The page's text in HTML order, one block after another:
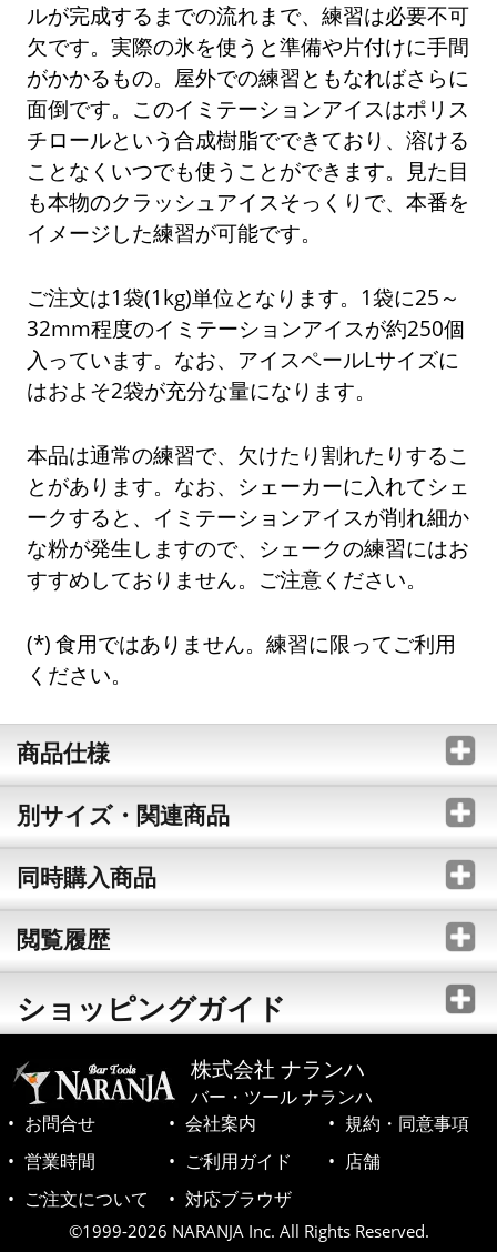
ルが完成するまでの流れまで、練習は必要不可
欠です。実際の氷を使うと準備や片付けに手間
がかかるもの。屋外での練習ともなればさらに
面倒です。このイミテーションアイスはポリス
チロールという合成樹脂でできており、溶ける
ことなくいつでも使うことができます。見た目
も本物のクラッシュアイスそっくりで、本番を
イメージした練習が可能です。
ご注文は1袋(1kg)単位となります。1袋に25～
32mm程度のイミテーションアイスが約250個
入っています。なお、アイスペールLサイズに
はおよそ2袋が充分な量になります。
本品は通常の練習で、欠けたり割れたりするこ
とがあります。なお、シェーカーに入れてシェ
ークすると、イミテーションアイスが削れ細か
な粉が発生しますので、シェークの練習にはお
すすめしておりません。ご注意ください。
食用ではありません。練習に限ってご利用
ください。
商品仕様
別サイズ・関連商品
同時購入商品
閲覧履歴
ショッピングガイド
株式会社 ナランハ
バー・ツール ナランハ
お問合せ
会社案内
規約・同意事項
営業時間
ご利用ガイド
店舗
ご注文について
対応ブラウザ
©1999-2026 NARANJA Inc. All Rights Reserved.